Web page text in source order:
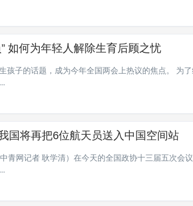
如何为年轻人解除生育后顾之忧
孩子的话题，成为今年全国两会上热议的焦点。 为
国将再把6位航天员送入中国空间站
青网记者 耿学清）在今天的全国政协十三届五次会议